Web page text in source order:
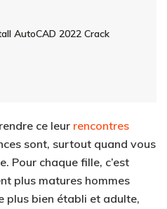
AutoCAD 2022 Crack
ce leur rencontres
sont, surtout quand vous
Pour chaque fille, c’est
plus matures hommes
plus bien établi et adulte,